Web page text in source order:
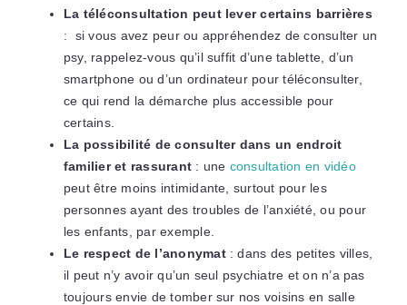
La téléconsultation peut lever certains barrières
: si vous avez peur ou appréhendez de consulter un
psy, rappelez-vous qu’il suffit d’une tablette, d’un
smartphone ou d’un ordinateur pour téléconsulter,
ce qui rend la démarche plus accessible pour
certains.
La possibilité de consulter dans un endroit
familier et rassurant : une consultation en vidéo
peut être moins intimidante, surtout pour les
personnes ayant des troubles de l’anxiété, ou pour
les enfants, par exemple.
Le respect de l’anonymat: dans des petites villes,
il peut n’y avoir qu’un seul psychiatre et on n’a pas
toujours envie de tomber sur nos voisins en salle